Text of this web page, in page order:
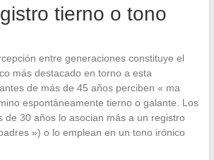
tierno o tono
entre generaciones constituye el
más destacado en torno a esta
de más de 45 años perciben « ma
espontáneamente tierno o galante. Los
de 30 años lo asocian más a un registro
») o lo emplean en un tono irónico